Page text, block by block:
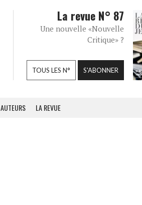
La revue N° 87
Une nouvelle «Nouvelle
Critique» ?
TOUS LES N° S'ABONNER
AUTEURS LA REVUE